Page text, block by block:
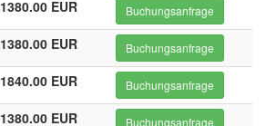
1380.00 EUR Buchungsanfrage
1380.00 EUR Buchungsanfrage
1840.00 EUR Buchungsanfrage
1380.00 EUR Buchungsanfrage